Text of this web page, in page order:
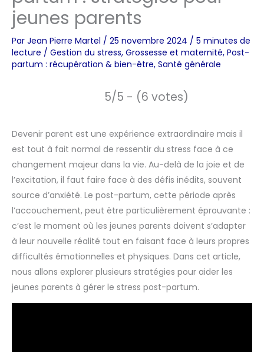
jeunes parents
Par Jean Pierre Martel / 25 novembre 2024 / 5 minutes de
lecture / Gestion du stress, Grossesse et maternité, Post-
partum : récupération & bien-être, Santé générale
5/5 - (6 votes)
Devenir parent est une expérience extraordinaire mais il
est tout à fait normal de ressentir du stress face à ce
changement majeur dans la vie. Au-delà de la joie et de
l’excitation, il faut faire face à des défis inédits, souvent
source d’anxiété. Le post-partum, cette période après
l’accouchement, peut être particulièrement éprouvante :
c’est le moment où les jeunes parents doivent s’adapter
à leur nouvelle réalité tout en faisant face à leurs propres
difficultés émotionnelles et physiques. Dans cet article,
nous allons explorer plusieurs stratégies pour aider les
jeunes parents à gérer le stress post-partum.